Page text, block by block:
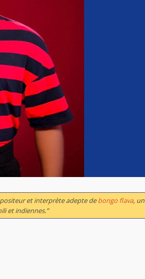
et interprète adepte debongo flava, un
et indiennes.”